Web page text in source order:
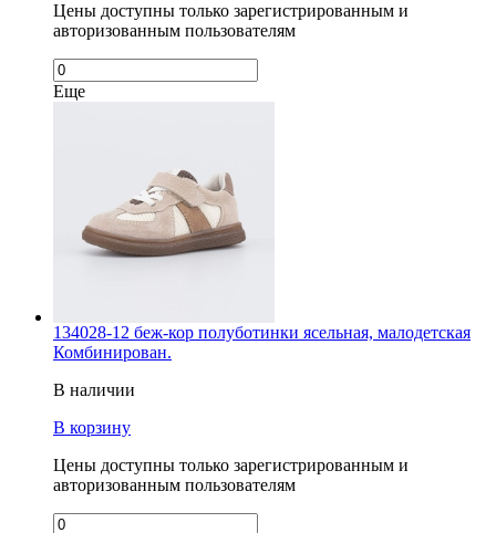
Цены доступны только зарегистрированным и
авторизованным пользователям
Еще
134028-12 беж-кор полуботинки ясельная, малодетская
Комбинирован.
В наличии
В корзину
Цены доступны только зарегистрированным и
авторизованным пользователям